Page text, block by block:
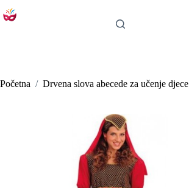
na
Početna / Drvena slova abecede za učenje djece